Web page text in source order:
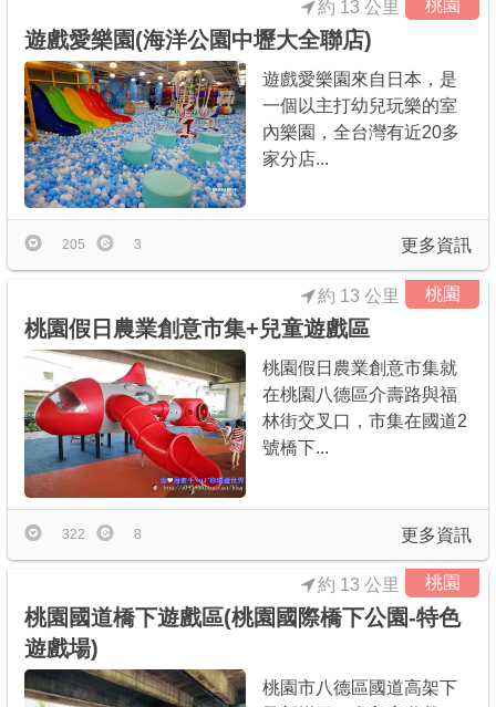
桃園
遊戲愛樂園(海洋公園中壢大全聯店)
約 13 公里
遊戲愛樂園來自日本，是
一個以主打幼兒玩樂的室
內樂園，全台灣有近20多
家分店...
更多資訊
205 3
桃園
桃園假日農業創意市集+兒童遊戲區
約 13 公里
桃園假日農業創意市集就
在桃園八德區介壽路與福
林街交叉口，市集在國道2
號橋下...
更多資訊
322 8
桃園
桃園國道橋下遊戲區(桃園國際橋下公園-特色
遊戲場)
約 13 公里
桃園市八德區國道高架下